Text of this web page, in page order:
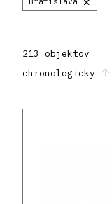
213 objektov
chronologicky